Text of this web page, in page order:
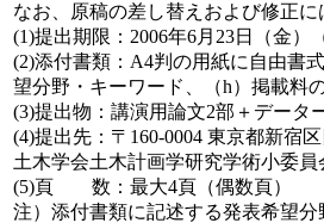
なお、原稿の差し替えおよび修正
(1)提出期限：2006年6月23日（金）
(2)添付書類：A4判の用紙に自由書
望分野・キーワード、（h）掲載料
(3)提出物：講演用論文2部＋データ
(4)提出先：〒160-0004 東京都新宿
土木学会土木計画学研究学術小委
(5)頁 数：最大4頁（偶数頁）
注）添付書類に記述する発表希望